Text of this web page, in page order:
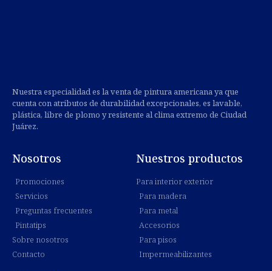
Nuestra especialidad es la venta de pintura americana ya que
cuenta con atributos de durabilidad excepcionales, es lavable,
plástica, libre de plomo y resistente al clima extremo de Ciudad
Juárez.
Nosotros
Promociones
Servicios
Preguntas frecuentes
Pintatips
Sobre nosotros
Contacto
Nuestros productos
Para interior exterior
Para madera
Para metal
Accesorios
Para pisos
Impermeabilizantes